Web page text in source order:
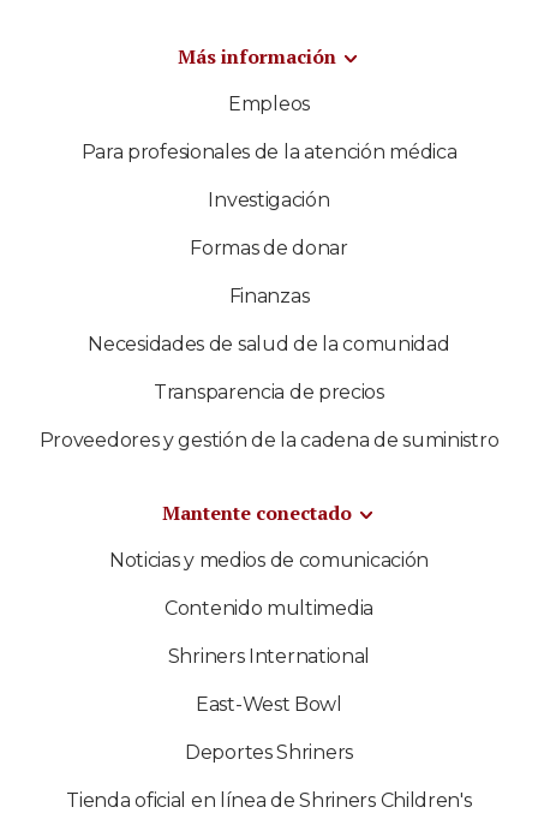
Más información
Empleos
Para profesionales de la atención médica
Investigación
Formas de donar
Finanzas
Necesidades de salud de la comunidad
Transparencia de precios
Proveedores y gestión de la cadena de suministro
Mantente conectado
Noticias y medios de comunicación
Contenido multimedia
Shriners International
East-West Bowl
Deportes Shriners
Tienda oficial en línea de Shriners Children's